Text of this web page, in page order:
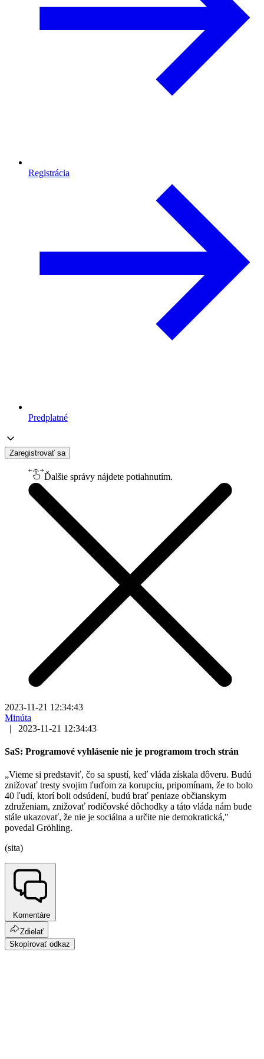
Registrácia
Predplatné
Zaregistrovať sa
Ďalšie správy nájdete potiahnutím.
2023-11-21 12:34:43
Minúta
|
2023-11-21 12:34:43
SaS: Programové vyhlásenie nie je programom troch strán
„Vieme si predstaviť, čo sa spustí, keď vláda získala dôveru. Budú
znižovať tresty svojim ľuďom za korupciu, pripomínam, že to bolo
40 ľudí, ktorí boli odsúdení, budú brať peniaze občianskym
združeniam, znižovať rodičovské dôchodky a táto vláda nám bude
stále ukazovať, že nie je sociálna a určite nie demokratická,"
povedal Gröhling.
(sita)
Komentáre
Zdielať
Skopírovať odkaz